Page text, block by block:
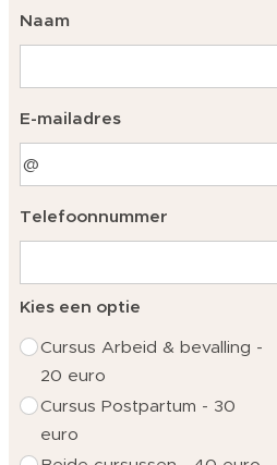
Naam
E-mailadres
Telefoonnummer
Kies een optie
Cursus Arbeid & bevalling -
20 euro
Cursus Postpartum - 30
euro